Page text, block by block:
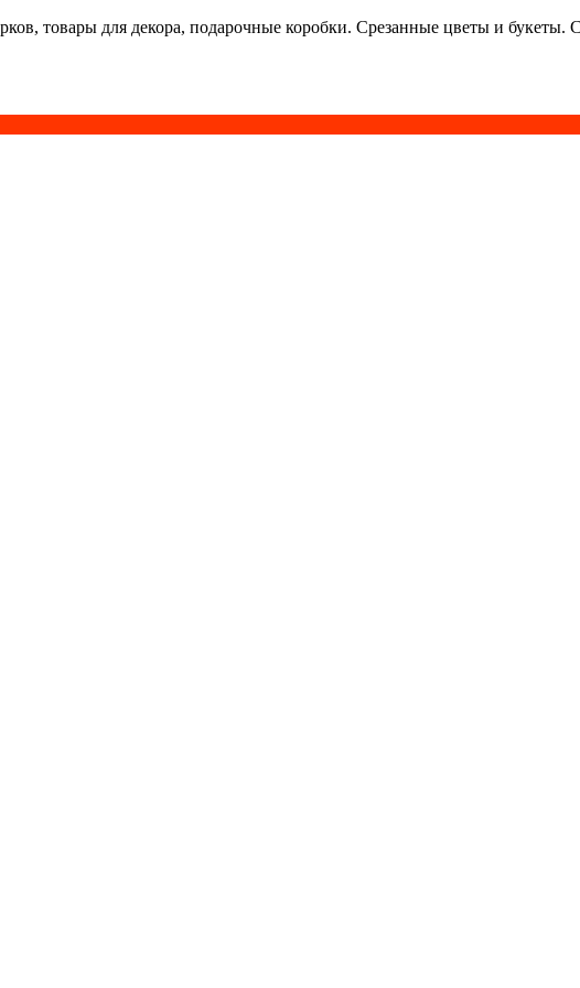
товары для декора, подарочные коробки. Срезанные цветы и